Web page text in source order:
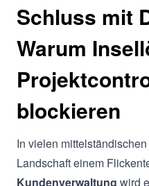
Schluss mit
Warum
blockieren
In vielen
Landschaft einem
Kundenverwaltung wird